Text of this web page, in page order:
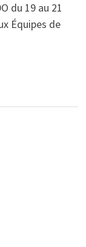
du 19 au 21
Équipes de